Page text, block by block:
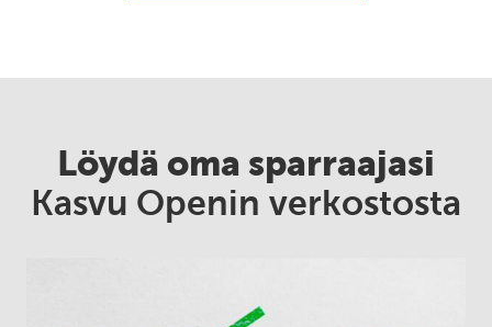
Löydä oma sparraajasi
Kasvu Openin verkostosta